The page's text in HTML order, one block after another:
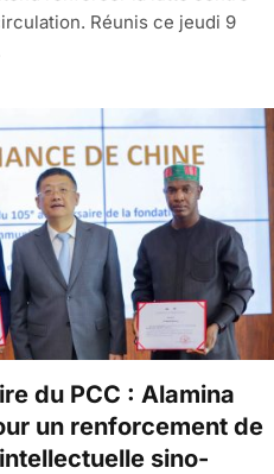
Réunis ce jeudi 9
du PCC : Alamina
un renforcement de
sino-